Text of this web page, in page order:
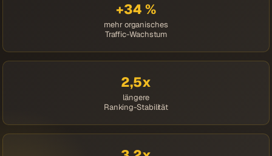
+34 %
mehr organisches
Traffic-Wachstum
2,5x
längere
Ranking-Stabilität